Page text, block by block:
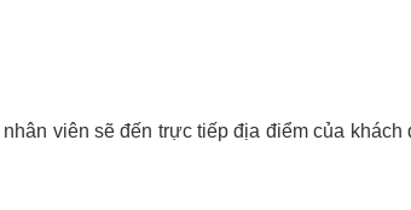
viên sẽ đến trực tiếp địa điểm của